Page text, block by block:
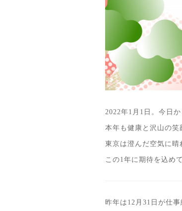
2022年1月1日。今日
本年も健康と沢山の笑
東京は澄んだ空気に晴
この1年に期待を込め
昨年は12月31日が仕事